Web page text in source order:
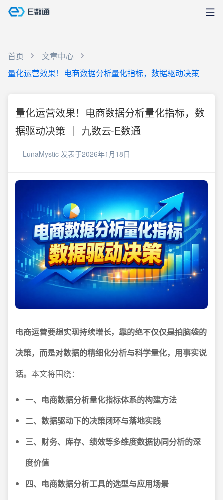
首页
文章中心
量化运营效果！电商数据分析量化指标，数据驱动决策
量化运营效果！电商数据分析量化指标，数
据驱动决策 ｜ 九数云-E数通
LunaMystic 发表于2026年1月18日
电商运营要想实现持续增长，靠的绝不仅仅是拍脑袋的
决策，而是对数据的精细化分析与科学量化，用事实说
话。 本文将围绕：
一、电商数据分析量化指标体系的构建方法
二、数据驱动下的决策闭环与落地实践
三、财务、库存、绩效等多维度数据协同分析的深
度价值
四、电商数据分析工具的选型与应用场景